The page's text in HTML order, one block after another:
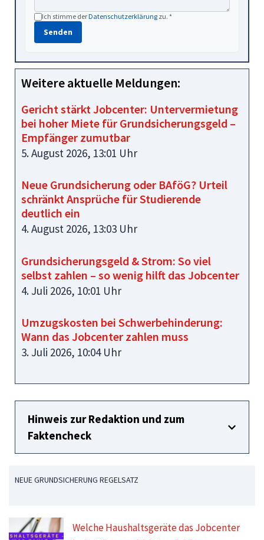
Ich stimme derDatenschutzerklärung zu. *
Senden
Weitere aktuelle Meldungen:
Gericht stärkt Jobcenter: Untervermietung
bei hoher Miete für Grundsicherungsgeld –
Empfänger zumutbar
5. August 2026, 13:01 Uhr
Neue Grundsicherung oder BAföG? Urteil
schränkt Ansprüche für Studierende
deutlich ein
4. August 2026, 13:03 Uhr
Grundsicherungsgeld & Strom: So viel
selbst zahlen – so wenig hilft das Jobcenter
4. Juli 2026, 10:01 Uhr
Umzugskosten bei Schwerbehinderung:
Wann das Jobcenter zahlen muss
3. Juli 2026, 10:04 Uhr
Hinweis zur Redaktion und zum
Faktencheck
NEUE GRUNDSICHERUNG REGELSATZ
Welche Haushaltsgeräte das Jobcenter